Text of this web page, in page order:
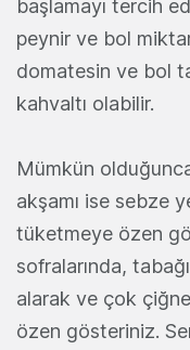
başlamayı tercih
peynir ve bol
domatesin ve bol
kahvaltı olabilir.
Mümkün
akşamı ise sebze
tüketmeye özen
sofralarında,
alarak ve çok
özen gösteriniz.